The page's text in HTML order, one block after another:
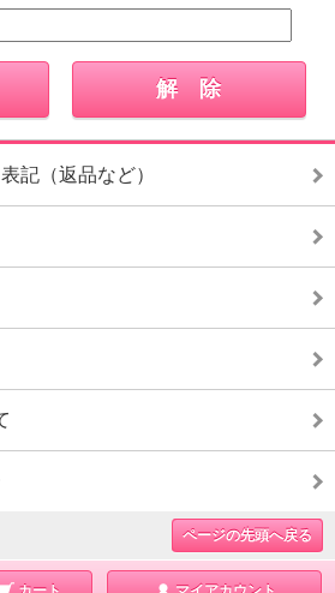
記（返品など）
ページの先頭へ戻る